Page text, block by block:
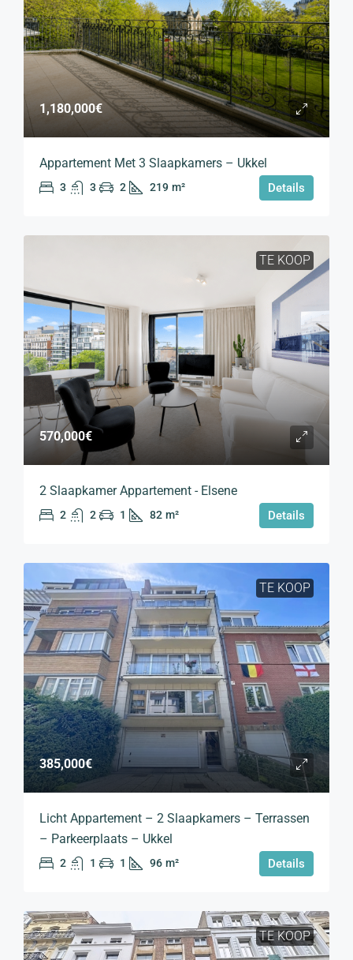
1,180,000€
Appartement Met 3 Slaapkamers – Ukkel
3 3 2 219 m² Details
TE KOOP
570,000€
2 Slaapkamer Appartement - Elsene
2 2 1 82 m² Details
TE KOOP
385,000€
Licht Appartement – 2 Slaapkamers – Terrassen
– Parkeerplaats – Ukkel
2 1 1 96 m² Details
TE KOOP